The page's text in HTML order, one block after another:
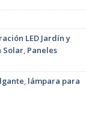
LED Jardín y
Solar, Paneles
, lámpara para